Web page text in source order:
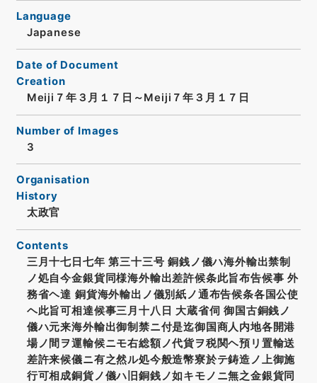
Language
Japanese
Date of Document
Creation
Meiji７年３月１７日～Meiji７年３月１７日
Number of Images
3
Organisation
History
太政官
Contents
三月十七日七年 第三十三号 銅銭ノ儀ハ海外輸出禁制
ノ処自今金銀貨同様海外輸出差許候条此旨布告候事 外
務省ヘ達 銅貨海外輸出ノ儀別紙ノ通布告候条各国公使
ヘ此旨可相達候事三月十八日 大蔵省伺 御国古銅銭ノ
儀ハ元来海外輸出御制禁ニ付是迄御国商人内地各開港
場ノ間ヲ運輸候ニモ右総額ノ代貨ヲ税関ヘ預リ置輸送
差許来候儀ニ有之然ル処今般造幣寮於テ鋳造ノ上御施
行可相成銅貨ノ儀ハ旧銅銭ノ如キモノニ無之金銀貨同